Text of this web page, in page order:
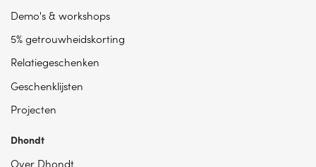
Demo's & workshops
5% getrouwheidskorting
Relatiegeschenken
Geschenklijsten
Projecten
Dhondt
Over Dhondt